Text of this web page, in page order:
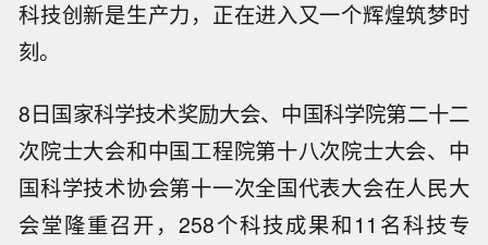
科技创新是生产力，正在进入又一个辉煌筑梦时
刻。
8日国家科学技术奖励大会、中国科学院第二十二
次院士大会和中国工程院第十八次院士大会、中
国科学技术协会第十一次全国代表大会在人民大
会堂隆重召开，258个科技成果和11名科技专